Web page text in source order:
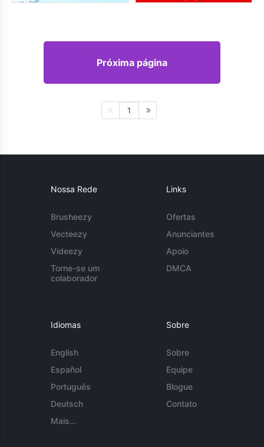
Próxima página
1
Nossa Rede
Brusheezy
Vecteezy
Videezy
Torne-se um
colaborador
Links
Ofertas
Anunciantes
Apoio
DMCA
Idiomas
English
Español
Português
Deutsch
Mais...
Sobre
Sobre
Equipe
Blogue
Contato